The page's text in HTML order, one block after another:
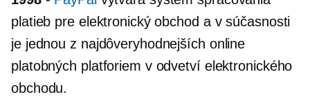
platieb pre elektronický obchod a v súčasnosti
je jednou z najdôveryhodnejších online
platobných platforiem v odvetví elektronického
obchodu.